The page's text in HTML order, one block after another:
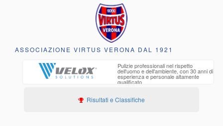
ASSOCIAZIONE VIRTUS VERONA DAL 1921
Pulizie professionali nel rispetto
dell'uomo e dell'ambiente, con 30 anni di
esperienza e personale altamente
qualificato
Risultati e Classifiche